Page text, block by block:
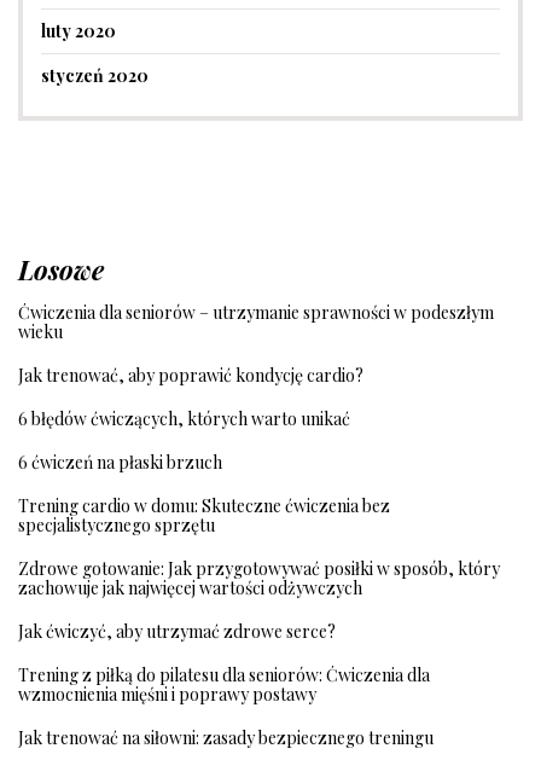
luty 2020
styczeń 2020
Losowe
Ćwiczenia dla seniorów – utrzymanie sprawności w podeszłym
wieku
Jak trenować, aby poprawić kondycję cardio?
6 błędów ćwiczących, których warto unikać
6 ćwiczeń na płaski brzuch
Trening cardio w domu: Skuteczne ćwiczenia bez
specjalistycznego sprzętu
Zdrowe gotowanie: Jak przygotowywać posiłki w sposób, który
zachowuje jak najwięcej wartości odżywczych
Jak ćwiczyć, aby utrzymać zdrowe serce?
Trening z piłką do pilatesu dla seniorów: Ćwiczenia dla
wzmocnienia mięśni i poprawy postawy
Jak trenować na siłowni: zasady bezpiecznego treningu